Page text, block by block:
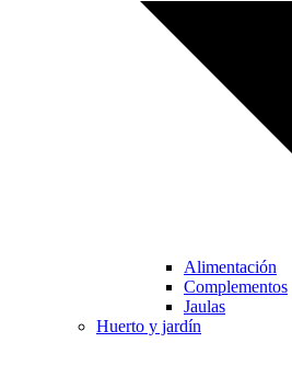
Alimentación
Complementos
Jaulas
Huerto y jardín